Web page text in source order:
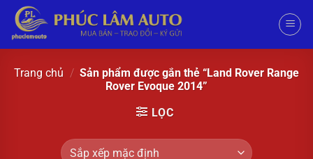
Trang chủ / Sản phẩm được gắn thẻ “Land Rover Range
Rover Evoque 2014”
LỌC